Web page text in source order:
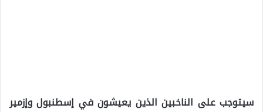
سيتوجب على الناخبين الذين يعيشون في إسطنبول وإزمير